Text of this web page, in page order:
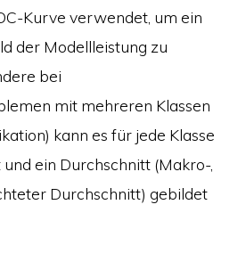
Kurve verwendet, um ein
der Modellleistung zu
bei
mit mehreren Klassen
kann es für jede Klasse
ein Durchschnitt (Makro-,
Durchschnitt) gebildet